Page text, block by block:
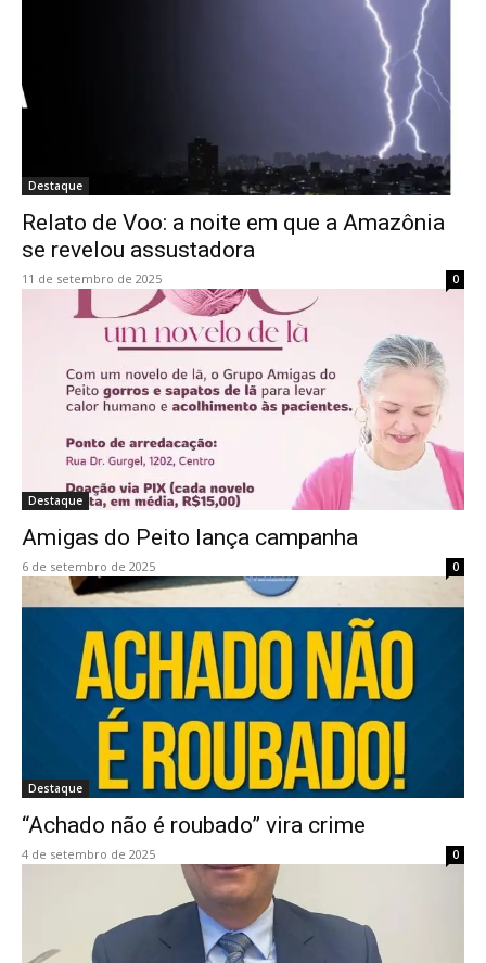
Destaque
Relato de Voo: a noite em que a Amazônia
se revelou assustadora
11 de setembro de 2025 0
Destaque
Amigas do Peito lança campanha
6 de setembro de 2025 0
Destaque
“Achado não é roubado” vira crime
4 de setembro de 2025 0